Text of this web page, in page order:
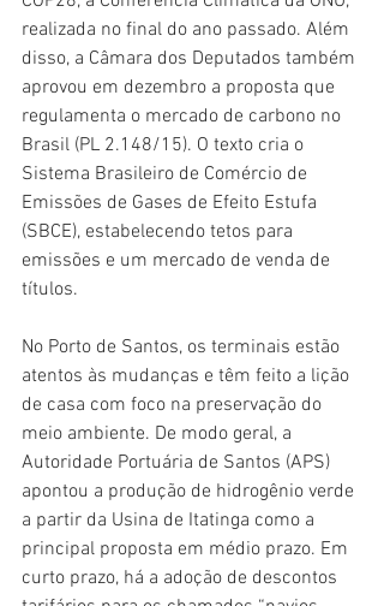
realizada no final do ano passado. Além
disso, a Câmara dos Deputados também
aprovou em dezembro a proposta que
regulamenta o mercado de carbono no
Brasil (PL 2.148/15). O texto cria o
Sistema Brasileiro de Comércio de
Emissões de Gases de Efeito Estufa
(SBCE), estabelecendo tetos para
emissões e um mercado de venda de
títulos.
No Porto de Santos, os terminais estão
atentos às mudanças e têm feito a lição
de casa com foco na preservação do
meio ambiente. De modo geral, a
Autoridade Portuária de Santos (APS)
apontou a produção de hidrogênio verde
a partir da Usina de Itatinga como a
principal proposta em médio prazo. Em
curto prazo, há a adoção de descontos